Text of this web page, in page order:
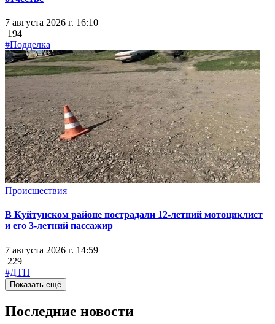
7 августа 2026 г. 16:10
194
#Подделка
Происшествия
В Куйтунском районе пострадали 12-летний мотоциклист
и его 3-летний пассажир
7 августа 2026 г. 14:59
229
#ДТП
Показать ещё
Последние новости